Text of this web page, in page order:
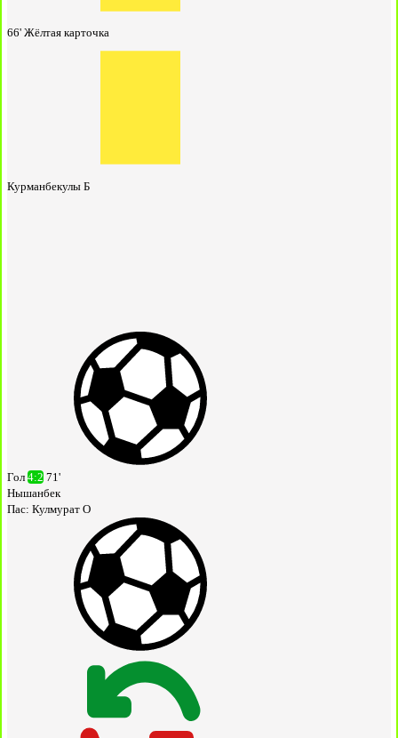
66' Жёлтая карточка
Курманбекулы Б
Гол 4:2 71'
Нышанбек
Пас: Кулмурат О